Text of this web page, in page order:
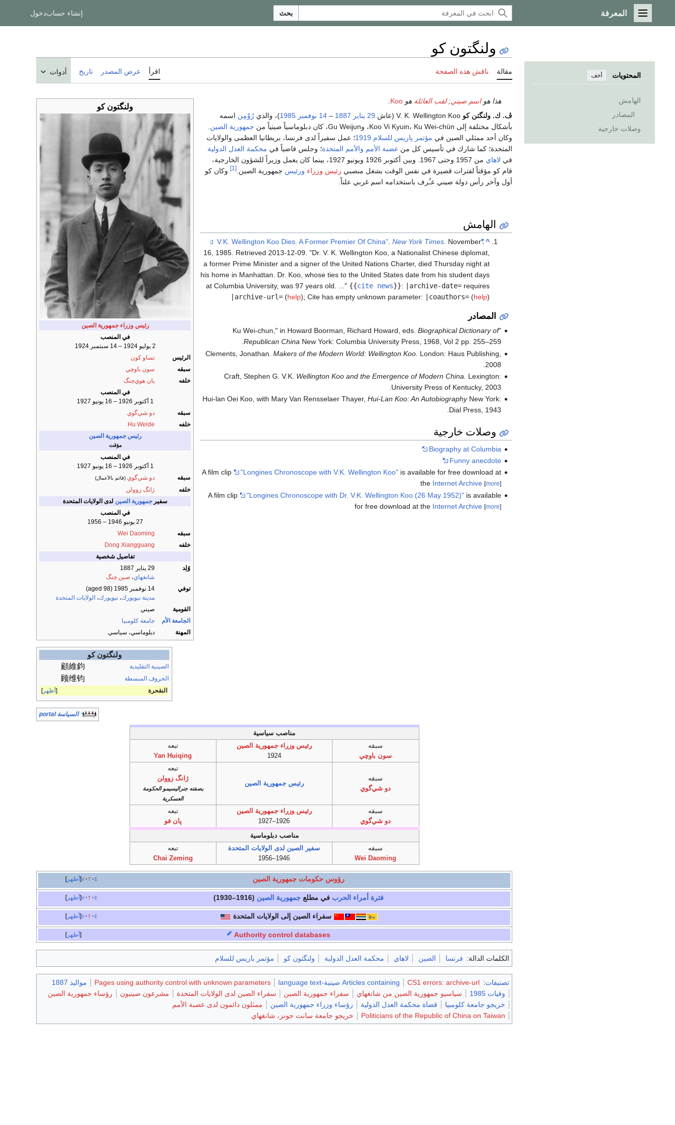
القائمة الرئيسية
المعرفة بحث إنشاء حسابدخول
المحتويات أخف
الهامش
المصادر
وصلات خارجية
ولنگتون كو
مقالة ناقش هذه الصفحة اقرأ عرض المصدر تاريخ أدوات
ولنگتون كو
رئيس وزراء جمهورية الصين
في المنصب
2 يوليو 1924 – 14 سبتمبر 1924
الرئيس
تساو كون
سبقه
سون باوچي
خلفه
يان هوي‌چنگ
في المنصب
1 أكتوبر 1926 – 16 يونيو 1927
سبقه
دو شي‌گوي
خلفه
Hu Weide
رئيس جمهورية الصين
مؤقت
في المنصب
1 أكتوبر 1926 – 16 يونيو 1927
سبقه
دو شي‌گوي (قائم بالأعمال)
خلفه
ژانگ زوولن
سفير جمهورية الصين لدى الولايات المتحدة
في المنصب
27 يونيو 1946 – 1956
سبقه
Wei Daoming
خلفه
Dong Xiangguang
تفاصيل شخصية
وُلِد
29 يناير 1887
شانغهاي، صين چنگ
توفي
14 نوفمبر 1985
(aged 98)
مدينة نيويورك، نيويورك، الولايات المتحدة
القومية
صيني
الجامعة الأم
جامعة كلومبيا
المهنة
دبلوماسي، سياسي
هذا هواسم صيني;لقب العائلة هوKoo
ولنگتون كو
الصينية التقليدية 顧維鈞
الحروف المبسطة 顾维钧
أظهر النقحرة
ڤ. ك. ولنگتن كو 29 يناير 1887
– 14 نوفمبر 1985)، والذي رُوْمِن اسمه
بأشكال مختلفة إلى Koo Vi Kyuin، Ku Wei-chün، وGu Weijun، كان دبلوماسياً صينياً من
جمهورية الصين
وكان أحد ممثلي الصين في مؤتمر پاريس للسلام 1919
؛ عمل سفيراً لدى فرنسا، بريطانيا العظمى والولايات
المتحدة؛ كما شارك في تأسيس كل من عصبة الأمم والأمم المتحدة؛ وجلس قاضياً في محكمة العدل الدولية
في لاهاي
من 1957 وحتى 1967. وبين أكتوبر 1926 ويونيو 1927، بينما كان يعمل وزيراً للشؤون الخارجية،
قام كو مؤقتاً لفترات قصيرة في نفس الوقت بشغل منصبي رئيس وزراء ورئيس جمهورية الصين. [1]
وكان كو
أول وآخر رأس دولة صيني عـُرف باستخدامه اسم غربي علناً.
الهامش
^
"V.K. Wellington Koo Dies. A Former Premier Of China"
.New York Times . November
16, 1985 . Retrieved 2013-12-09 . Dr. V. K. Wellington Koo, a Nationalist Chinese diplomat,
a former Prime Minister and a signer of the United Nations Charter, died Thursday night at
his home in Manhattan. Dr. Koo, whose ties to the United States date from his student days
at Columbia University, was 97 years old. ...
{{cite news}}: |archive-date= requires
|archive-url= (help);Cite has empty unknown parameter: |coauthors= (help)
المصادر
"Ku Wei-chun," in Howard Boorman, Richard Howard, eds.
Biographical Dictionary of
Republican China New York: Columbia University Press, 1968, Vol 2 pp. 255–259.
Clements, Jonathan. Makers of the Modern World: Wellington Koo. London: Haus Publishing,
2008.
Craft, Stephen G. V.K. Wellington Koo and the Emergence of Modern China.
Lexington:
University Press of Kentucky, 2003.
Hui-lan Oei Koo, with Mary Van Rensselaer Thayer, Hui-Lan Koo: An AutobiographyNew York:
Dial Press, 1943.
وصلات خارجية
السياسة portal
Biography at Columbia
Funny anecdote
A film clip
"Longines Chronoscope with V.K. Wellington Koo"is available for free download at
the Internet Archive [more]
A film clip "Longines Chronoscope with Dr. V.K. Wellington Koo (26 May 1952)"is available
for free download at the Internet Archive [more]
مناصب سياسية
سبقه
سون باوچي
رئيس وزراء جمهورية الصين
1924
تبعه
Yan Huiqing
سبقه
دو شي‌گوي
رئيس جمهورية الصين
تبعه
ژانگ زوولن
بصفته جنراليسيمو الحكومة
العسكرية
سبقه
دو شي‌گوي
رئيس وزراء جمهورية الصين
1926–1927
تبعه
پان فو
مناصب دبلوماسية
سبقه
Wei Daoming
سفير الصين لدى الولايات المتحدة
1946–1956
تبعه
Chai Zeming
أظهر v t e رؤوس حكومات جمهورية الصين
أظهر v t e فترة أمراء الحرب في مطلع جمهورية الصين (1916–1930)
أظهر v t e سفراء الصين إلى الولايات المتحدة
أظهر Authority control databases
الكلمات الدالة: فرنسا الصين لاهاي محكمة العدل الدولية ولنگتون كو مؤتمر باريس للسلام
تصنيفات:
CS1 errors: archive-url Articles containing صينية-language text Pages using authority control with unknown parameters
مواليد 1887
وفيات 1985
سياسيو جمهورية الصين من شانغهاي سفراء جمهورية الصين سفراء الصين لدى الولايات المتحدة مشرعون صينيون
رؤساء جمهورية الصين
خريجو جامعة كلومبيا
قضاة محكمة العدل الدولية رؤساء وزراء جمهورية الصين
ممثلون دائمون لدى عصبة الأمم
Politicians of the Republic of China on Taiwan
خريجو جامعة سانت جونز، شانغهاي